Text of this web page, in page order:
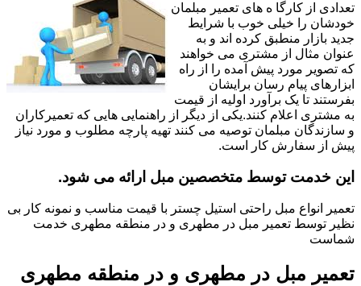
تعدادی از کارگا ه های تعمیر مبلمان
خودشان را خیلی خوب با شرایط
جدید بازار منطبق کرده اند و به
عنوان مثال از مشتری می خواهند
که تصویر مورد پیش آمده را از راه
ابزارهای پیام رسان برایشان
بفرستند تا یک برآورد اولیه از قیمت
به مشتری اعلام کنند.یکی از دیگر از راهنمایی هایی که تعمیرکاران
و سازندگان مبلمان توصیه می کنند تهیه پارچه مطلوب و مورد نیاز
پیش از سفارش کار است.
این خدمت توسط متخصصین مبل ارائه می شود.
تعمیر انواع مبل راحتی استیل چستر با قیمت مناسب و نمونه کار بی
نظیر توسط تعمیر مبل در مطهری و در منطقه مطهری خدمت
شماست
تعمیر مبل در مطهری و در منطقه مطهری